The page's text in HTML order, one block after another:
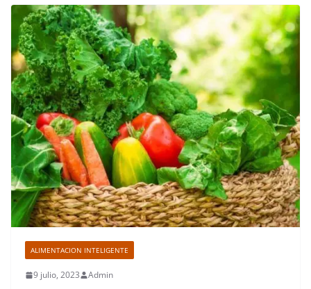
ALIMENTACION INTELIGENTE
9 julio, 2023 Admin